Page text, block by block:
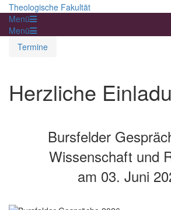
Theologische Fakultät
Menü
Menü
Termine
Herzliche
Bursfelder
Wissenschaft und
am 03. Juni